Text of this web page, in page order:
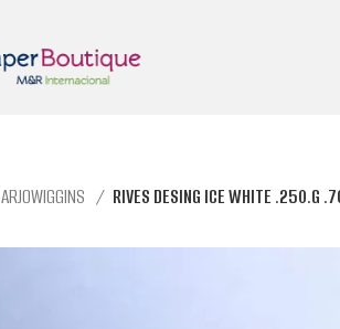
ARJOWIGGINS RIVES DESING ICE WHITE .250.G